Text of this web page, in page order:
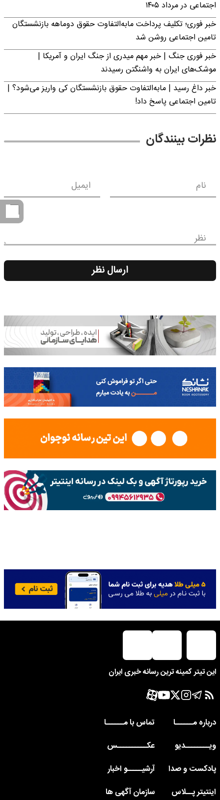
اجتماعی در مرداد ۱۴۰۵
خبر فوری؛ تکلیف پرداخت مابه‌التفاوت حقوق دوماهه بازنشستگان
تامین اجتماعی روشن شد
خبر فوری جنگ | خبر مهم میدری از جنگ ایران و آمریکا |
موشک‌های ایران به واشنگتن رسیدند
خبر داغ رسید | مابه‌التفاوت حقوق بازنشستگان کی واریز می‌شود؟ |
تامین اجتماعی پاسخ داد!
نظرات بینندگان
نام ایمیل
نظر
ارسال نظر
این تیتر کمینه ترین رسانه خبری ایران
درباره مــــــا
تماس با مــــــا
ویــــــــدیو
عکــــــــــس
پادکست و صدا
آرشیـــــو اخبار
اینتیتر پــلاس
سازمان آگهی ها